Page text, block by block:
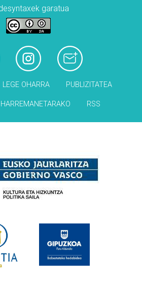
garatua
LEGE OHARRA PUBLIZITATEA
HARREMANETARAKO RSS